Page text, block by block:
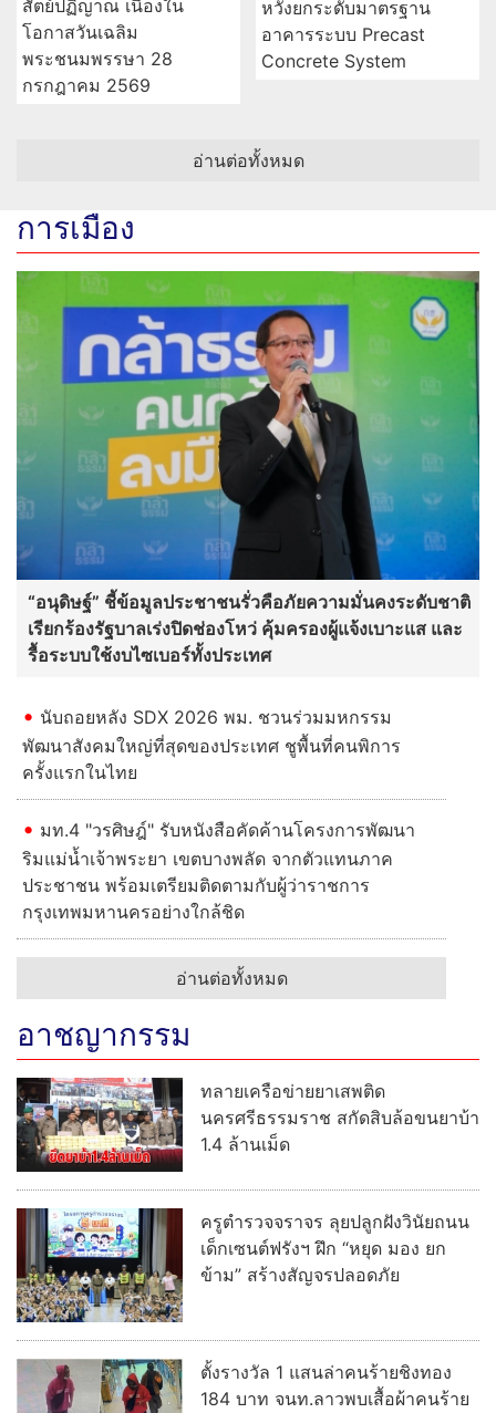
สัตย์ปฏิญาณ เนื่องใน
โอกาสวันเฉลิม
พระชนมพรรษา 28
กรกฎาคม 2569
หวังยกระดับมาตรฐาน
อาคารระบบ Precast
Concrete System
อ่านต่อทั้งหมด
การเมือง
“อนุดิษฐ์” ชี้ข้อมูลประชาชนรั่วคือภัยความมั่นคงระดับชาติ
เรียกร้องรัฐบาลเร่งปิดช่องโหว่ คุ้มครองผู้แจ้งเบาะแส และ
รื้อระบบใช้งบไซเบอร์ทั้งประเทศ
นับถอยหลัง SDX 2026 พม. ชวนร่วมมหกรรม
พัฒนาสังคมใหญ่ที่สุดของประเทศ ชูพื้นที่คนพิการ
ครั้งแรกในไทย
มท.4 "วรศิษฎ์" รับหนังสือคัดค้านโครงการพัฒนา
ริมแม่น้ำเจ้าพระยา เขตบางพลัด จากตัวแทนภาค
ประชาชน พร้อมเตรียมติดตามกับผู้ว่าราชการ
กรุงเทพมหานครอย่างใกล้ชิด
อ่านต่อทั้งหมด
อาชญากรรม
ทลายเครือข่ายยาเสพติด
นครศรีธรรมราช สกัดสิบล้อขนยาบ้า
1.4 ล้านเม็ด
ครูตำรวจจราจร ลุยปลูกฝังวินัยถนน
เด็กเซนต์ฟรังฯ ฝึก “หยุด มอง ยก
ข้าม” สร้างสัญจรปลอดภัย
ตั้งรางวัล 1 แสนล่าคนร้ายชิงทอง
184 บาท จนท.ลาวพบเสื้อผ้าคนร้าย